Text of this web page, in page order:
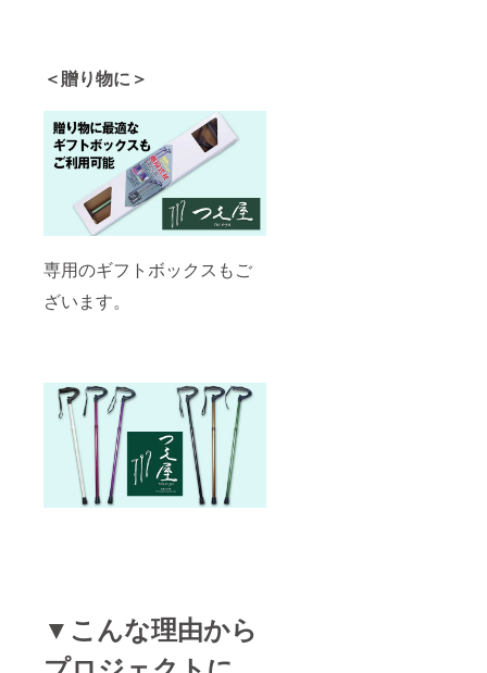
＜贈り物に＞
専用のギフトボックスもご
ざいます。
▼こんな理由から